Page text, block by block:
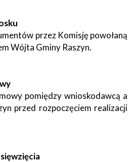
przez Komisję powołaną
Wójta Gminy Raszyn.
pomiędzy wnioskodawcą a
przed rozpoczęciem realizacji